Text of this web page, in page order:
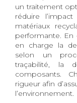
un traitement
réduire
matériaux
performante.
en charge la
selon un
traçabilité, la
composants.
rigueur afin
l’environnement.